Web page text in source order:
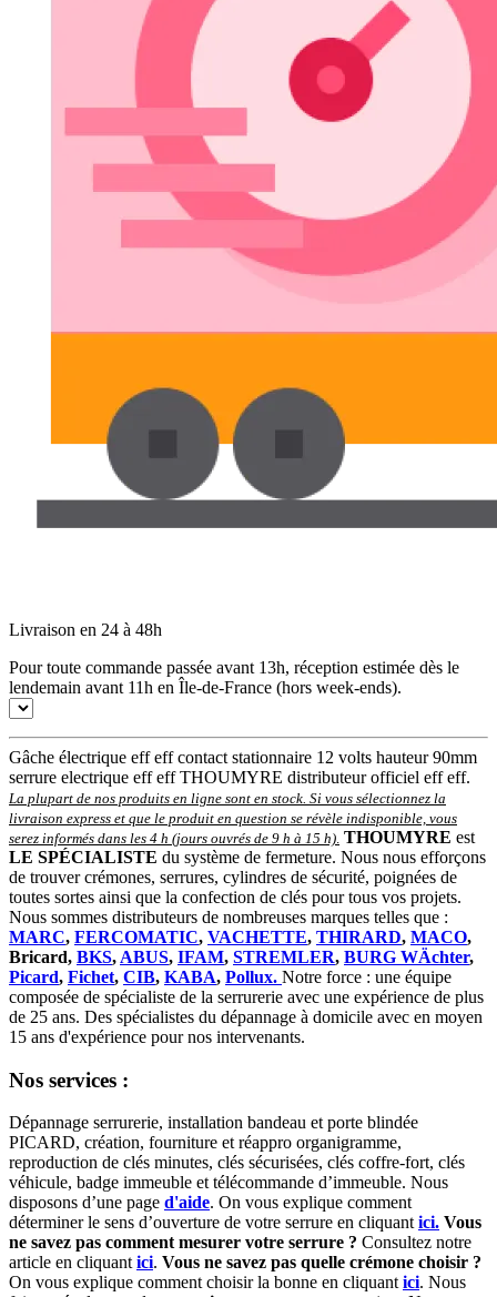
Livraison en 24 à 48h
Pour toute commande passée avant 13h, réception estimée dès le
lendemain avant 11h en Île-de-France (hors week-ends).
Gâche électrique eff eff contact stationnaire 12 volts hauteur 90mm
serrure electrique eff eff THOUMYRE distributeur officiel eff eff.
La plupart de nos produits en ligne sont en stock. Si vous sélectionnez la
livraison express et que le produit en question se révèle indisponible, vous
serez informés dans les 4 h (jours ouvrés de 9 h à 15 h) THOUMYRE est
LE SPÉCIALISTE du système de fermeture. Nous nous efforçons
de trouver crémones, serrures, cylindres de sécurité, poignées de
toutes sortes ainsi que la confection de clés pour tous vos projets.
Nous sommes distributeurs de nombreuses marques telles que :
MARC, FERCOMATIC, VACHETTE, THIRARD, MACO,
Bricard, BKS, ABUS, IFAM, STREMLER, BURG WÄchter,
Picard, Fichet, CIB, KABA, Pollux. Notre force : une équipe
composée de spécialiste de la serrurerie avec une expérience de plus
de 25 ans. Des spécialistes du dépannage à domicile avec en moyen
15 ans d'expérience pour nos intervenants.
Nos services :
Dépannage serrurerie, installation bandeau et porte blindée
PICARD, création, fourniture et réappro organigramme,
reproduction de clés minutes, clés sécurisées, clés coffre-fort, clés
véhicule, badge immeuble et télécommande d’immeuble. Nous
disposons d’une page d'aide. On vous explique comment
déterminer le sens d’ouverture de votre serrure en cliquant ici. Vous
ne savez pas comment mesurer votre serrure ? Consultez notre
article en cliquant ici. Vous ne savez pas quelle crémone choisir ?
On vous explique comment choisir la bonne en cliquant ici. Nous